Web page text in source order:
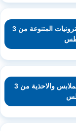
عروض الميرة ماركت على الالكترونيات المتنوعة من 3
عروض مركز الجودة والتوفير للملابس والاحذية من 3